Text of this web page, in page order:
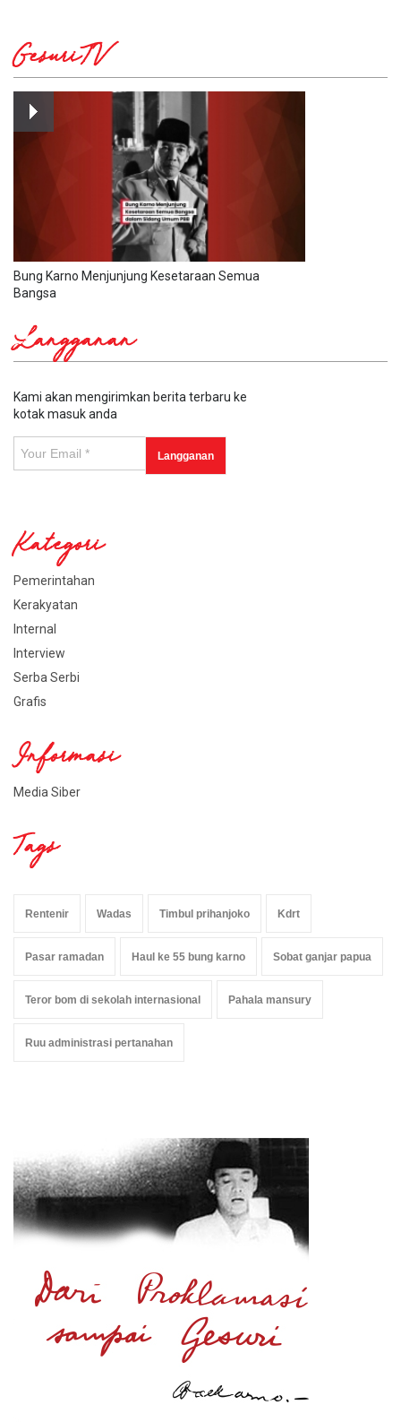
GesuriTV
Bung Karno Menjunjung Kesetaraan Semua
Bangsa
Langganan
Kami akan mengirimkan berita terbaru ke
kotak masuk anda
Kategori
Pemerintahan
Kerakyatan
Internal
Interview
Serba Serbi
Grafis
Informasi
Media Siber
Tags
Rentenir Wadas Timbul prihanjoko Kdrt
Pasar ramadan Haul ke 55 bung karno Sobat ganjar papua
Teror bom di sekolah internasional Pahala mansury
Ruu administrasi pertanahan